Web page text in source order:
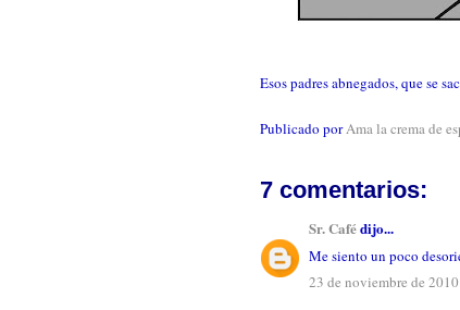
Esos padres abnegados, que se
Publicado porAma la crema de
7 comentarios:
Sr. Cafédijo...
Me siento un poco
23 de noviembre de